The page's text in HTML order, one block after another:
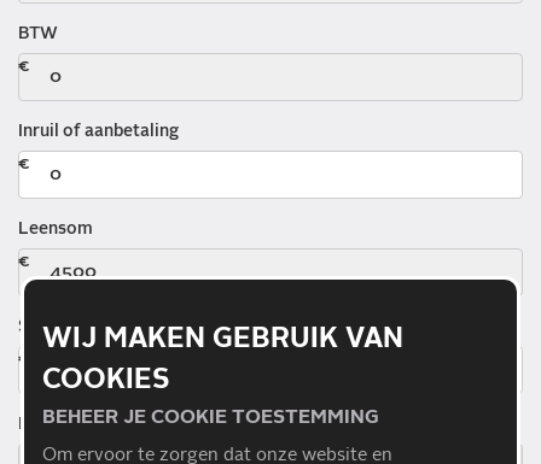
BTW
Inruil of aanbetaling
Leensom
Slottermijn
Looptijd
WIJ MAKEN GEBRUIK VAN
COOKIES
BEHEER JE COOKIE TOESTEMMING
Om ervoor te zorgen dat onze website en